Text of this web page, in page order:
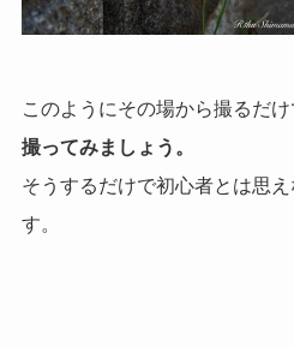
このようにその場から撮るだけ
撮ってみましょう。
そうするだけで初心者とは思
す。